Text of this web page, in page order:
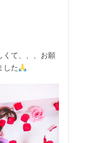
くて、、、お願
した